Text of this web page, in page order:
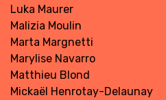
Luka Maurer
Malizia Moulin
Marta Margnetti
Marylise Navarro
Matthieu Blond
Mickaël Henrotay-Delaunay